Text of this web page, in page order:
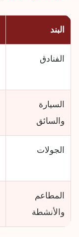
البند
الفنادق
السيارة
والسائق
الجولات
المطاعم
والأنشطة